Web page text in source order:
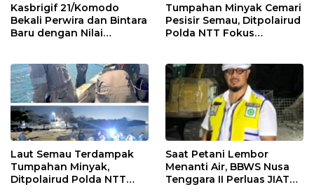
Kasbrigif 21/Komodo
Bekali Perwira dan Bintara
Baru dengan Nilai
Tumpahan Minyak Cemari
Pesisir Semau, Ditpolairud
Polda NTT Fokus
Laut Semau Terdampak
Tumpahan Minyak,
Ditpolairud Polda NTT
Saat Petani Lembor
Menanti Air, BBWS Nusa
Tenggara II Perluas JIAT